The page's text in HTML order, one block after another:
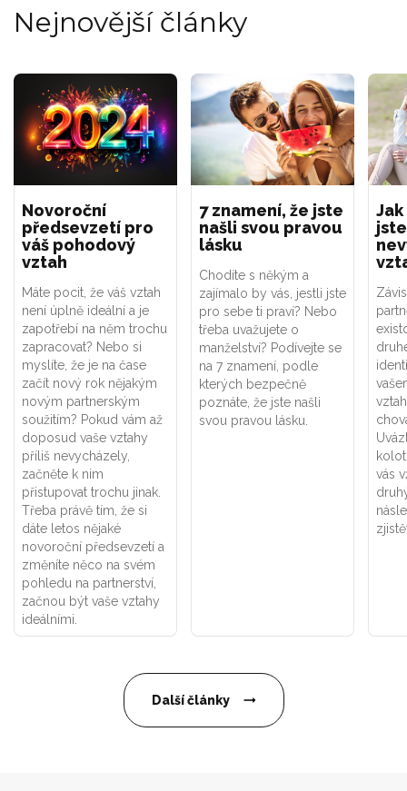
Nejnovější články
Novoroční
předsevzetí pro
váš pohodový
vztah
Máte pocit, že váš vztah
není úplně ideální a je
zapotřebí na něm trochu
zapracovat? Nebo si
myslíte, že je na čase
začít nový rok nějakým
novým partnerským
soužitím? Pokud vám až
doposud vaše vztahy
příliš nevycházely,
začněte k nim
přistupovat trochu jinak.
Třeba právě tím, že si
dáte letos nějaké
novoroční předsevzetí a
změníte něco na svém
pohledu na partnerství,
začnou být vaše vztahy
ideálními.
7 znamení, že jste
našli svou pravou
lásku
Chodíte s někým a
zajímalo by vás, jestli jste
pro sebe ti praví? Nebo
třeba uvažujete o
manželství? Podívejte se
na 7 znamení, podle
kterých bezpečně
poznáte, že jste našli
svou pravou lásku.
vás
Další články